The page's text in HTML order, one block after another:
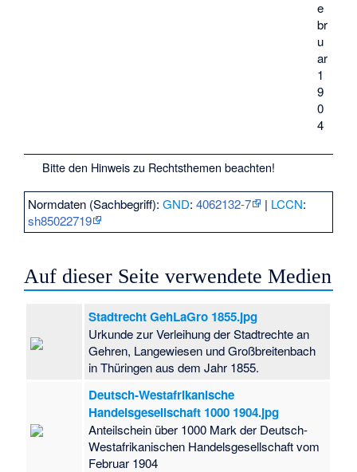
e
br
u
ar
1
9
0
4
Bitte den Hinweis zu Rechtsthemen beachten!
Normdaten (Sachbegriff):GND:4062132-7 | LCCN:
sh85022719
Auf dieser Seite verwendete Medien
Stadtrecht GehLaGro 1855.jpg
Urkunde zur Verleihung der Stadtrechte an
Gehren, Langewiesen und Großbreitenbach
in Thüringen aus dem Jahr 1855.
Deutsch-Westafrikanische
Handelsgesellschaft 1000 1904.jpg
Anteilschein über 1000 Mark der Deutsch-
Westafrikanischen Handelsgesellschaft vom
Februar 1904